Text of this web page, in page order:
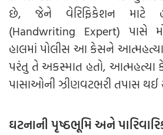
છે, જેને વેરિફિકેશન માટે
(Handwriting Expert) પાસે
હાલમાં પોલીસ આ કેસને આત્મહત્યા
પરંતુ તે અકસ્માત હતો, આત્મહત્યા
પાસાઓની ઝીણવટભરી તપાસ થઈ
ઘટનાની પૃષ્ઠભૂમિ અને